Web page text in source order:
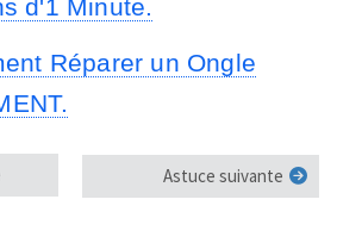
d'1 Minute.
Réparer un Ongle
Astuce suivante